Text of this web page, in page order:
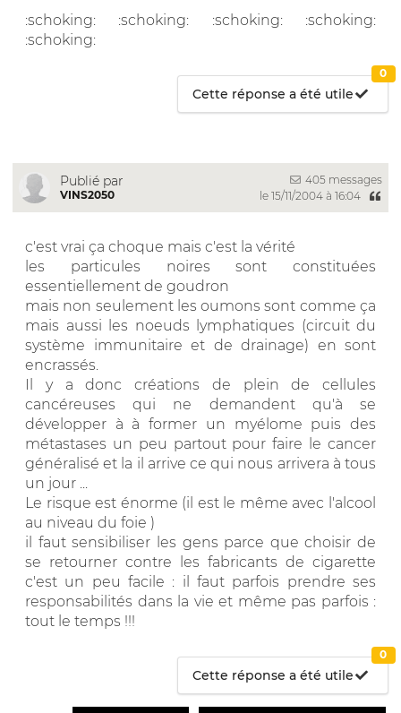
:schoking: :schoking: :schoking: :schoking:
:schoking:
Cette réponse a été utile
0
Publié par
VINS2050
405 messages
le 15/11/2004 à 16:04
c'est vrai ça choque mais c'est la vérité
les particules noires sont constituées
essentiellement de goudron
mais non seulement les oumons sont comme ça
mais aussi les noeuds lymphatiques (circuit du
système immunitaire et de drainage) en sont
encrassés.
Il y a donc créations de plein de cellules
cancéreuses qui ne demandent qu'à se
développer à à former un myélome puis des
métastases un peu partout pour faire le cancer
généralisé et la il arrive ce qui nous arrivera à tous
un jour ...
Le risque est énorme (il est le même avec l'alcool
au niveau du foie )
il faut sensibiliser les gens parce que choisir de
se retourner contre les fabricants de cigarette
c'est un peu facile : il faut parfois prendre ses
responsabilités dans la vie et même pas parfois :
tout le temps !!!
Cette réponse a été utile
0